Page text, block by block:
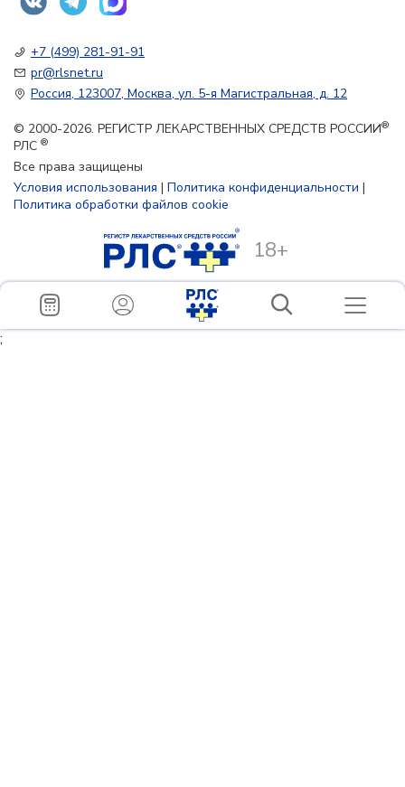
+7 (499) 281-91-91
pr@rlsnet.ru
Россия, 123007, Москва, ул. 5-я Магистральная, д. 12
© 2000-2026. РЕГИСТР ЛЕКАРСТВЕННЫХ СРЕДСТВ РОССИИ®
РЛС ®
Все права защищены
Условия использования | Политика конфиденциальности |
Политика обработки файлов cookie
18+
;